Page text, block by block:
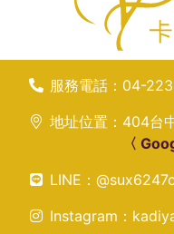
服務電話： 04-
地址位置： 404台
〈
LINE： @sux6247c
Instagram：